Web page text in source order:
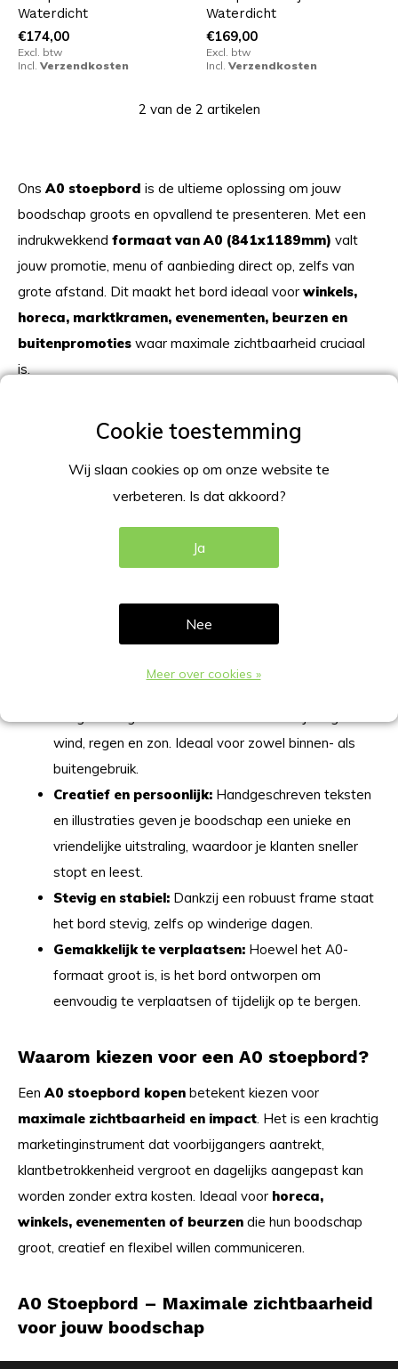
Waterdicht
€174,00
Excl. btw
Incl. Verzendkosten
Waterdicht
€169,00
Excl. btw
Incl. Verzendkosten
2 van de 2 artikelen
Ons A0 stoepbord is de ultieme oplossing om jouw
boodschap groots en opvallend te presenteren. Met een
indrukwekkend formaat van A0 (841x1189mm) valt
jouw promotie, menu of aanbieding direct op, zelfs van
grote afstand. Dit maakt het bord ideaal voor winkels,
horeca, marktkramen, evenementen, beurzen en
buitenpromoties waar maximale zichtbaarheid cruciaal
is.
Belangrijkste voordelen van het A0
handomdraai. Ideaal voor dagaanbiedingen, specials
wind, regen en zon. Ideaal voor zowel binnen- als
buitengebruik.
Creatief en persoonlijk: Handgeschreven teksten
en illustraties geven je boodschap een unieke en
vriendelijke uitstraling, waardoor je klanten sneller
stopt en leest.
Stevig en stabiel: Dankzij een robuust frame staat
het bord stevig, zelfs op winderige dagen.
Gemakkelijk te verplaatsen: Hoewel het A0-
formaat groot is, is het bord ontworpen om
eenvoudig te verplaatsen of tijdelijk op te bergen.
Waarom kiezen voor een A0 stoepbord?
Een A0 stoepbord kopen betekent kiezen voor
maximale zichtbaarheid en impact . Het is een krachtig
marketinginstrument dat voorbijgangers aantrekt,
klantbetrokkenheid vergroot en dagelijks aangepast kan
worden zonder extra kosten. Ideaal voor horeca,
winkels, evenementen of beurzen die hun boodschap
groot, creatief en flexibel willen communiceren.
A0 Stoepbord – Maximale zichtbaarheid
voor jouw boodschap
Wij slaan cookies op om onze website te
verbeteren. Is dat akkoord?
Ja
Nee
Meer over cookies »